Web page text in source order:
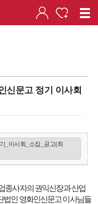
신문고 정기 이사회
_이시회_소집_공고(최
종사자의 권익신장과 산업
법인 영화인신문고 이사님들